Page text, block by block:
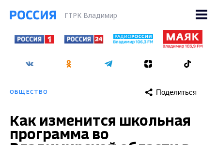
ГТРК Владимир
ОБЩЕСТВО Поделиться
Как изменится школьная
программа во